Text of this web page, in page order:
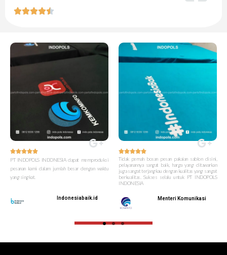


PT INDOPOLS INDONESIA dapat memproduksi
pesanan kami dalam jumlah besar dengan waktu
yang singkat.
Indonesiabaik.id

Tidak pernah bosan pesan pakaian sablon disini,
pelayanannya sangat baik, harga yang ditawarkan
juga sangat terjangkau dengan kualitas yang sangat
berkualitas. Sukses selalu untuk PT INDOPOLS
INDONESIA
Menteri Komunikasi